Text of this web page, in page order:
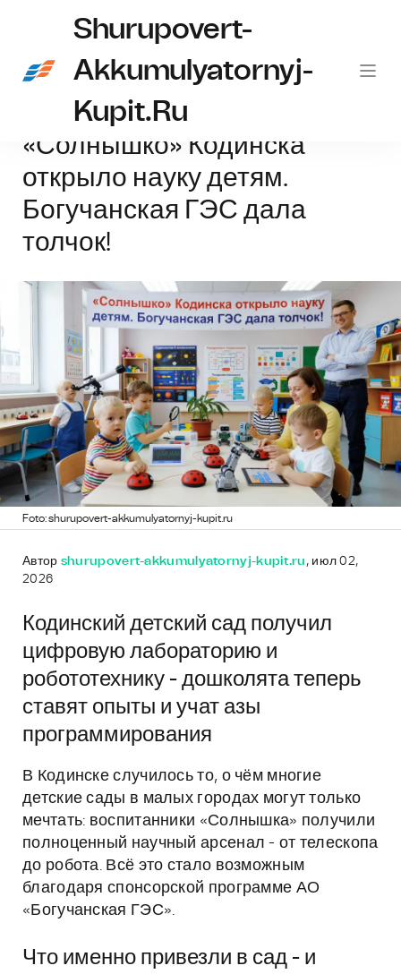
Shurupovert-
Akkumulyatornyj-
Kupit.ru
Солнышко «Солнышко» Кодинска открыло науку детям.
«Солнышко» Кодинска
открыло науку детям.
Богучанская ГЭС дала
толчок!
Foto: shurupovert-akkumulyatornyj-kupit.ru
Автор shurupovert-akkumulyatornyj-kupit.ru , июл 02,
2026
Кодинский детский сад получил
цифровую лабораторию и
робототехнику - дошколята теперь
ставят опыты и учат азы
программирования
В Кодинске случилось то, о чём многие
детские сады в малых городах могут только
мечтать: воспитанники «Солнышка» получили
полноценный научный арсенал - от телескопа
до робота. Всё это стало возможным
благодаря спонсорской программе АО
«Богучанская ГЭС».
Что именно привезли в сад - и